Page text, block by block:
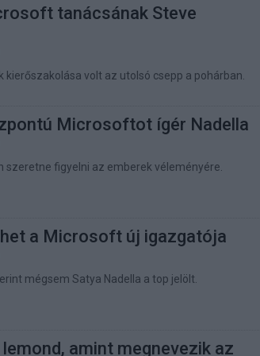
tanácsának Steve
kierőszakolása volt az utolsó csepp a pohárban.
Microsoftot ígér Nadella
szeretne figyelni az emberek véleményére.
a Microsoft új igazgatója
mégsem Satya Nadella a top jelölt.
amint megnevezik az